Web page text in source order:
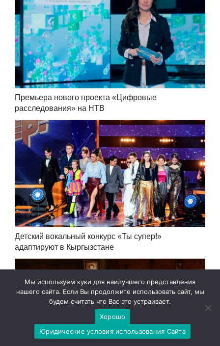
Премьера нового проекта «Цифровые
расследования» на НТВ
Детский вокальный конкурс «Ты супер!»
адаптируют в Кыргызстане
Мы используем куки для наилучшего представления
нашего сайта. Если Вы продолжите использовать сайт, мы
будем считать что Вас это устраивает.
Хорошо
Юридические условия использования Сайта